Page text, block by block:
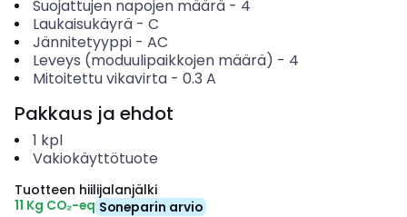
Suojattujen napojen määrä- 4
Laukaisukäyrä- C
Jännitetyyppi- AC
Leveys (moduulipaikkojen määrä) - 4
Mitoitettu vikavirta- 0.3 A
Pakkaus ja ehdot
1 kpl
Vakiokäyttötuote
Tuotteen hiilijalanjälki
11 Kg CO₂-eq Soneparin arvio